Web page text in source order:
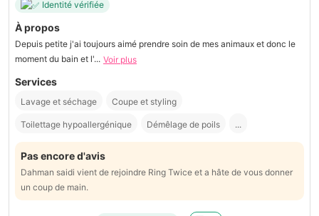
Identité vérifiée
À propos
Depuis petite j'ai toujours aimé prendre soin de mes animaux et donc le
moment du bain et l'... Voir plus
Services
Lavage et séchage Coupe et styling
Toilettage hypoallergénique Démêlage de poils ...
Pas encore d'avis
Dahman saidi vient de rejoindre Ring Twice et a hâte de vous donner
un coup de main.